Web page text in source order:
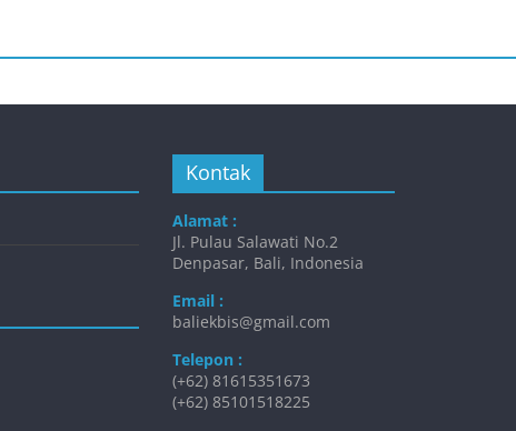
Kontak
Alamat :
Jl. Pulau Salawati No.2
Denpasar, Bali, Indonesia
Email :
baliekbis@gmail.com
Telepon :
(+62) 81615351673
(+62) 85101518225